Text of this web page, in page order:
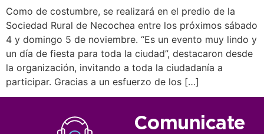
Como de costumbre, se realizará en el predio de la
Sociedad Rural de Necochea entre los próximos sábado
4 y domingo 5 de noviembre. “Es un evento muy lindo y
un día de fiesta para toda la ciudad”, destacaron desde
la organización, invitando a toda la ciudadanía a
participar. Gracias a un esfuerzo de los […]
Comunicate